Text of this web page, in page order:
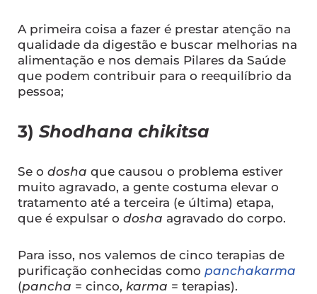
A primeira coisa a fazer é prestar atenção na
qualidade da digestão e buscar melhorias na
alimentação e nos demais Pilares da Saúde
que podem contribuir para o reequilíbrio da
pessoa;
3) Shodhana chikitsa
Se o dosha que causou o problema estiver
muito agravado, a gente costuma elevar o
tratamento até a terceira (e última) etapa,
que é expulsar o dosha agravado do corpo.
Para isso, nos valemos de cinco terapias de
purificação conhecidas como panchakarma
(pancha = cinco, karma = terapias).